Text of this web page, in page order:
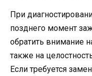
При
позднего момент
обратить внимание
также на
Если требуется